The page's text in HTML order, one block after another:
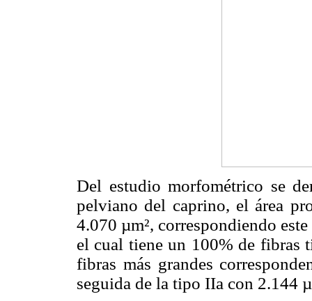
Del estudio morfométrico se
pelviano del caprino, el área
4.070 µm², correspondiendo
el cual tiene un 100% de fibras
fibras más grandes
seguida de la tipo IIa con 2.144